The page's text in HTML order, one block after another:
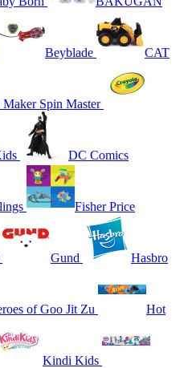
Beyblade CAT
Spin Master
DC Comics
Fisher Price
Gund Hasbro
of Goo Jit Zu Hot
Kindi Kids